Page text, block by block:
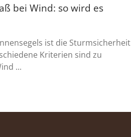
bei Wind: so wird es
ist die Sturmsicherheit
Kriterien sind zu
...